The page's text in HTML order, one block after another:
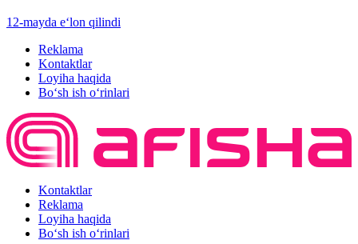
12-mayda e‘lon qilindi
Reklama
Kontaktlar
Loyiha haqida
Bo‘sh ish o‘rinlari
Kontaktlar
Reklama
Loyiha haqida
Bo‘sh ish o‘rinlari